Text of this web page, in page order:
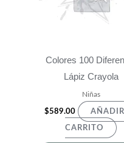
Colores 100
Lápiz Crayola
Niñas
$589.00
CARRITO